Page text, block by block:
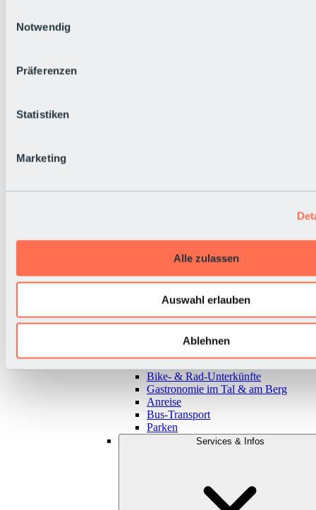
Notwendig
Präferenzen
Statistiken
Marketing
Alle zulassen
Auswahl erlauben
Ablehnen
Zurück
Bike- & Rad-Unterkünfte
Gastronomie im Tal & am Berg
Anreise
Bus-Transport
Parken
Services & Infos